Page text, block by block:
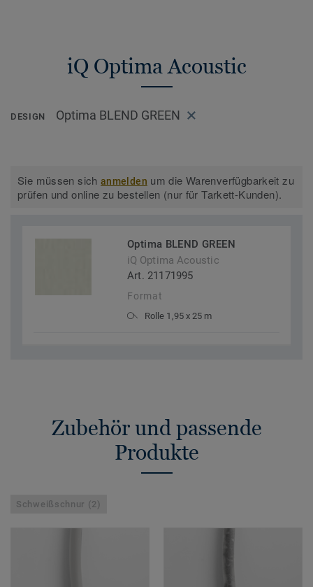
iQ Optima Acoustic
DESIGN Optima BLEND GREEN
Sie müssen sichanmelden um die Warenverfügbarkeit zu
prüfen und online zu bestellen (nur für Tarkett-Kunden).
Optima BLEND GREEN
iQ Optima Acoustic
Art. 21171995
Format
Rolle 1,95 x 25 m
Zubehör und passende
Produkte
Schweißschnur (2)